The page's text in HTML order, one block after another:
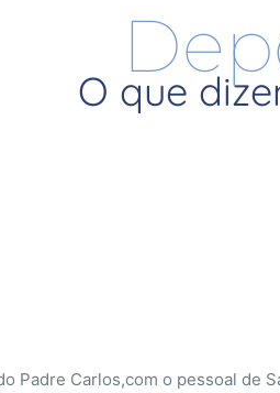
O que
Amei.... A equipe da Renova